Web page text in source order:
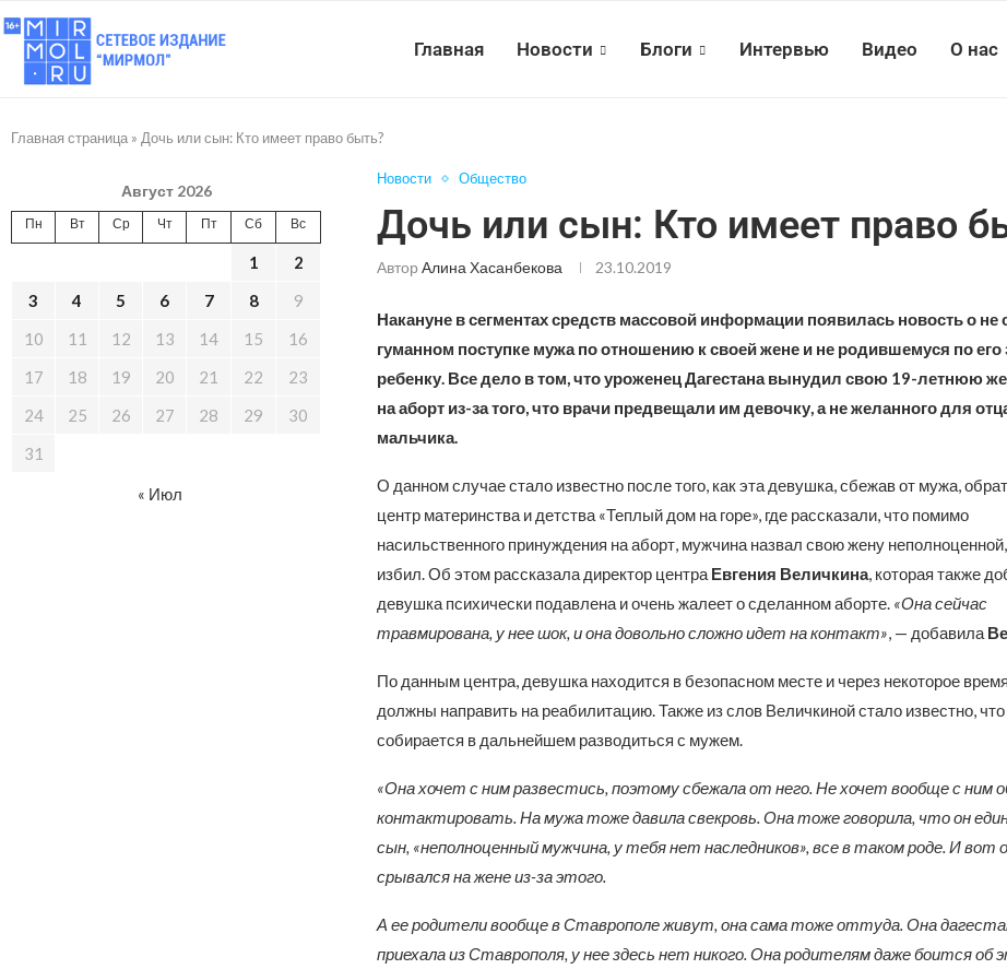
Главная Новости Блоги Интервью Видео О нас
Главная страница » Дочь или сын: Кто имеет право быть?
Новости Общество
Дочь или сын: Кто имеет право
Автор Алина Хасанбекова 23.10.2019
Накануне в сегментах средств массовой информации появилась новость о не
гуманном поступке мужа по отношению к своей жене и не родившемуся по его
ребенку. Все дело в том, что уроженец Дагестана вынудил свою 19-летнюю
на аборт из-за того, что врачи предвещали им девочку, а не желанного для
мальчика.
О данном случае стало известно после того, как эта девушка, сбежав от мужа,
центр материнства и детства «Теплый дом на горе», где рассказали, что помимо
насильственного принуждения на аборт, мужчина назвал свою жену
избил. Об этом рассказала директор центра Евгения Величкина, которая также
девушка психически подавлена и очень жалеет о сделанном аборте. «Она сейчас
травмирована, у нее шок, и она довольно сложно идет на контакт», — добавила
По данным центра, девушка находится в безопасном месте и через некоторое
должны направить на реабилитацию. Также из слов Величкиной стало известно,
собирается в дальнейшем разводиться с мужем.
«Она хочет с ним развестись, поэтому сбежала от него. Не хочет вообще с ним
контактировать. На мужа тоже давила свекровь. Она тоже говорила, что он
сын, «неполноценный мужчина, у тебя нет наследников», все в таком роде. И вот
срывался на жене из-за этого.
А ее родители вообще в Ставрополе живут, она сама тоже оттуда. Она
приехала из Ставрополя, у нее здесь нет никого. Она родителям даже боится об
Август 2026
Пн Вт Ср Чт Пт Сб Вс
1
2
3
4 5 6 7 8
9
10
11 12 13 14 15
16
17
18 19 20 21 22
23
24
25 26 27 28 29
30
31
« Июл